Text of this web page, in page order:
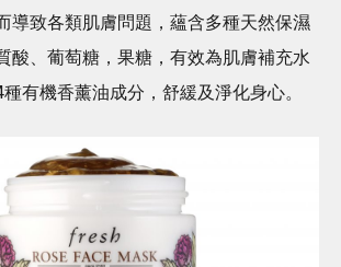
導致各類肌膚問題，蘊含多種天然保濕
酸、葡萄糖，果糖，有效為肌膚補充水
有機香薰油成分，舒緩及淨化身心。